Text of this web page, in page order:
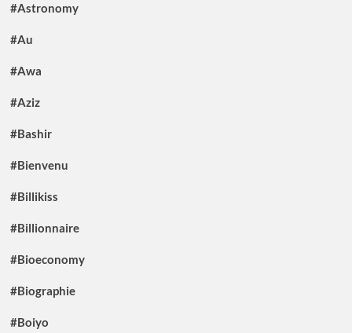
#Astronomy
#Au
#Awa
#Aziz
#Bashir
#Bienvenu
#Billikiss
#Billionnaire
#Bioeconomy
#Biographie
#Boiyo